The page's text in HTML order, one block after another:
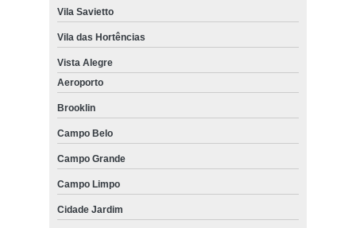
Vila Savietto
Vila das Hortências
Vista Alegre
Aeroporto
Brooklin
Campo Belo
Campo Grande
Campo Limpo
Cidade Jardim